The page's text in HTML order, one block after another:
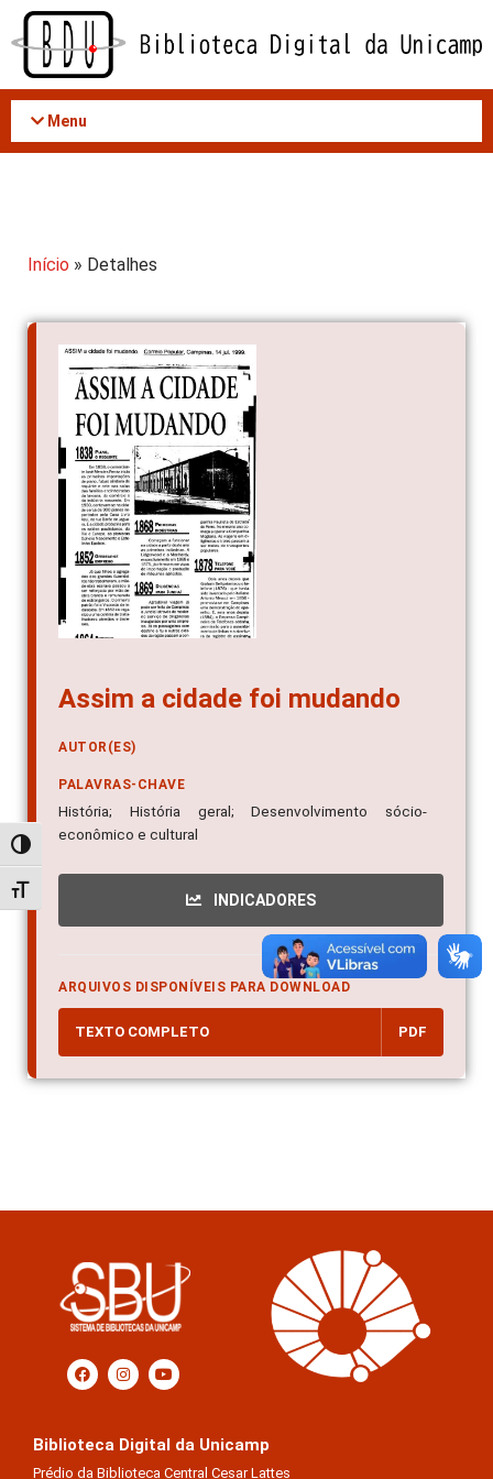
Acessar
conteúdo
Alternar alto contraste
Alternar tamanho da fonte
Menu
Início » Detalhes
Assim a cidade foi mudando
AUTOR(ES)
PALAVRAS-CHAVE
História; História geral; Desenvolvimento sócio-
econômico e cultural
INDICADORES
ARQUIVOS DISPONÍVEIS PARA DOWNLOAD
TEXTO COMPLETO PDF
Biblioteca Digital da Unicamp
Prédio da Biblioteca Central Cesar Lattes